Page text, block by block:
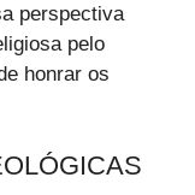
perspectiva
pelo
honrar os